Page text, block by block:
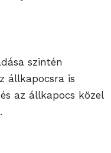
szintén
állkapocsra is
az állkapocs közel